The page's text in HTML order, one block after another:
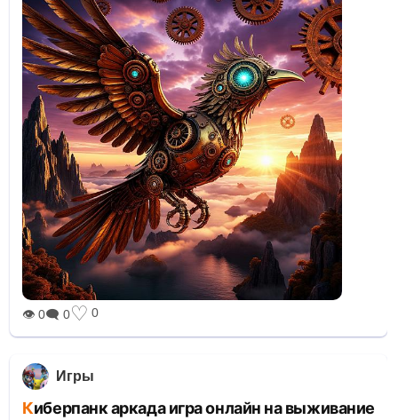
👁 0🗨 0♡ 0
Игры
Киберпанк аркада игра онлайн на выживание